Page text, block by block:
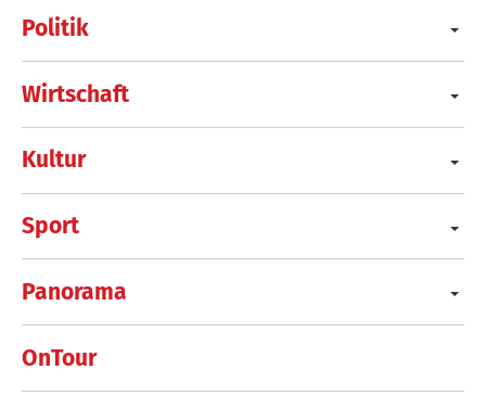
Politik
Wirtschaft
Kultur
Sport
Panorama
OnTour